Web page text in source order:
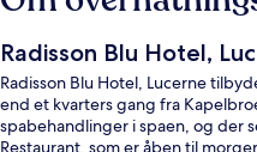
Radisson Blu Hotel,
Radisson Blu Hotel, Lucerne
end et kvarters gang fra
spabehandlinger i spaen, og der
Restaurant, som er åben til